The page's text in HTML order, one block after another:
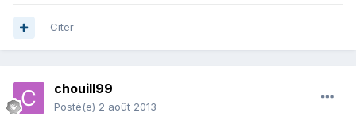
Citer
chouill99
Posté(e) 2 août 2013